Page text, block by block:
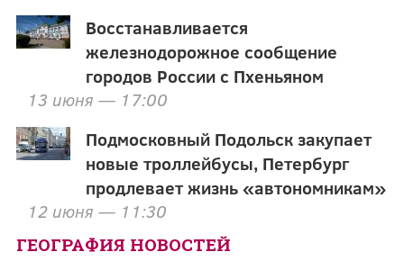
Восстанавливается
железнодорожное сообщение
городов России с Пхеньяном
13 июня — 17:00
Подмосковный Подольск закупает
новые троллейбусы, Петербург
продлевает жизнь «автономникам»
12 июня — 11:30
ГЕОГРАФИЯ НОВОСТЕЙ